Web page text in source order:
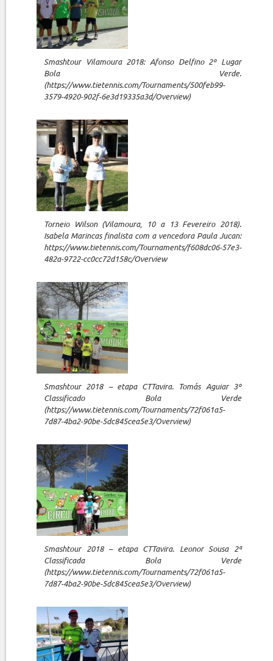
Smashtour Vilamoura 2018: Afonso Delfino 2º Lugar
Bola Verde.
(https://www.tietennis.com/Tournaments/500feb99-
3579-4920-902f-6e3d19335a3d/Overview)
Torneio Wilson (Vilamoura, 10 a 13 Fevereiro 2018).
Isabela Marincas finalista com a vencedora Paula Jucan:
https://www.tietennis.com/Tournaments/f608dc06-57e3-
482a-9722-cc0cc72d158c/Overview
Smashtour 2018 – etapa CTTavira. Tomás Aguiar 3º
Classificado Bola Verde
(https://www.tietennis.com/Tournaments/72f061a5-
7d87-4ba2-90be-5dc845cea5e3/Overview)
Smashtour 2018 – etapa CTTavira. Leonor Sousa 2ª
Classificada Bola Verde
(https://www.tietennis.com/Tournaments/72f061a5-
7d87-4ba2-90be-5dc845cea5e3/Overview)